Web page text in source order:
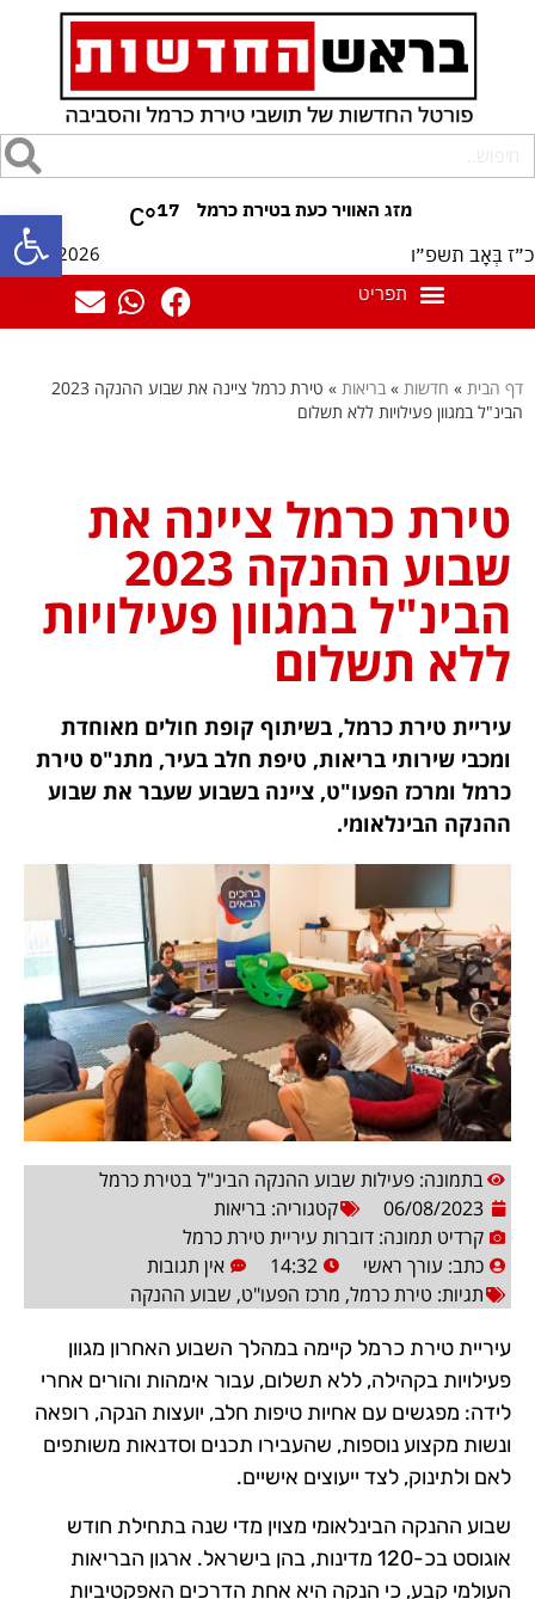
פתח 17
°C
כ״ז בְּאָב תשפ״ו 10/08/2026
דף הבית » חדשות » בריאות »
טירת כרמל ציינה את שבוע ההנקה 2023
הבינ"ל במגוון פעילויות ללא תשלום
טירת כרמל ציינה את
שבוע ההנקה 2023
הבינ"ל במגוון פעילויות
ללא תשלום
עיריית טירת כרמל, בשיתוף קופת חולים מאוחדת
ומכבי שירותי בריאות, טיפת חלב בעיר, מתנ"ס טירת
כרמל ומרכז הפעו"ט, ציינה בשבוע שעבר את שבוע
ההנקה הבינלאומי.
בתמונה: פעילות שבוע ההנקה הבינ"ל בטירת כרמל
06/08/2023
קטגוריה: בריאות
קרדיט תמונה: דוברות עיריית טירת כרמל
כתב: עורך ראשי 14:32
אין תגובות
תגיות: טירת כרמל, מרכז הפעו"ט, שבוע ההנקה
עיריית טירת כרמל קיימה במהלך השבוע האחרון מגוון
פעילויות בקהילה, ללא תשלום, עבור אימהות והורים אחרי
לידה: מפגשים עם אחיות טיפות חלב, יועצות הנקה, רופאה
ונשות מקצוע נוספות, שהעבירו תכנים וסדנאות משותפים
לאם ולתינוק, לצד ייעוצים אישיים.
שבוע ההנקה הבינלאומי מצוין מדי שנה בתחילת חודש
אוגוסט בכ-120 מדינות, בהן בישראל. ארגון הבריאות
העולמי קבע, כי הנקה היא אחת הדרכים האפקטיביות